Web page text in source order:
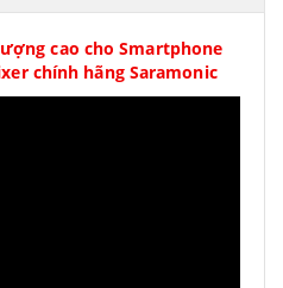
cao cho Smartphone
chính hãng Saramonic